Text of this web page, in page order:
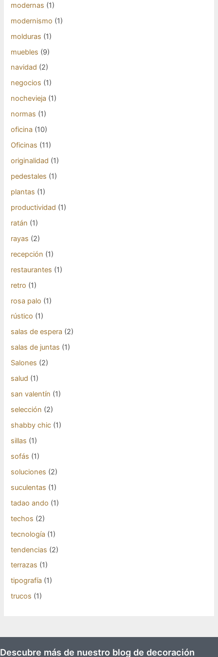
modernas (1)
modernismo (1)
molduras (1)
muebles (9)
navidad (2)
negocios (1)
nochevieja (1)
normas (1)
oficina (10)
Oficinas (11)
originalidad (1)
pedestales (1)
plantas (1)
productividad (1)
ratán (1)
rayas (2)
recepción (1)
restaurantes (1)
retro (1)
rosa palo (1)
rústico (1)
salas de espera (2)
salas de juntas (1)
Salones (2)
salud (1)
san valentín (1)
selección (2)
shabby chic (1)
sillas (1)
sofás (1)
soluciones (2)
suculentas (1)
tadao ando (1)
techos (2)
tecnología (1)
tendencias (2)
terrazas (1)
tipografía (1)
trucos (1)
Descubre más de nuestro blog de decoración